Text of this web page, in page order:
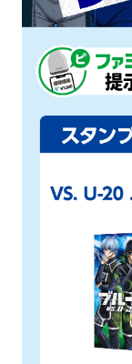
ッジ6種
【6月9日
ト風ブロ
がコピー